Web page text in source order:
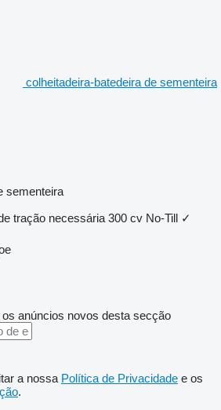
colheitadeira-batedeira de sementeira
sementeira
tração necessária 300 cv No-Till ✓
anúncios novos desta secção
a nossa Política de Privacidade e os
.